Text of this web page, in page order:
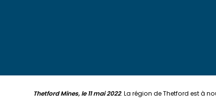
Thetford Mines, le 11 mai 2022. La région de Thetford est à